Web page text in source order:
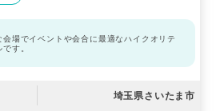
会場でイベントや会合に最適なハイクオリテ
す。
埼玉県さいたま市